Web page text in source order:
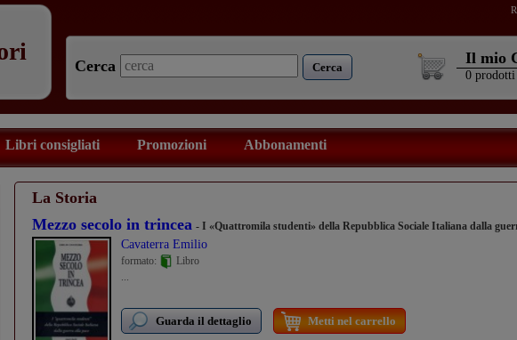
Cerca Cerca
Il mio
0 prodotti
Libri consigliati Promozioni Abbonamenti
La Storia
Mezzo secolo in trincea - I «Quattromila studenti» della Repubblica Sociale Italiana dalla
Cavaterra Emilio
formato:
Libro
...
Guarda il dettaglio Metti nel carrello